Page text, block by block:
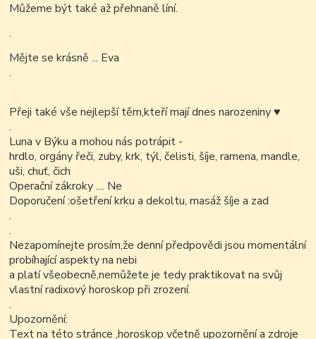
Můžeme být také až přehnaně líní.
.
Mějte se krásně ... Eva
.
Přeji také vše nejlepší těm,kteří mají dnes narozeniny ♥
.
Luna v Býku a mohou nás potrápit -
hrdlo, orgány řeči, zuby, krk, týl, čelisti, šíje, ramena, mandle,
uši, chuť, čich
Operační zákroky .... Ne
Doporučení :ošetření krku a dekoltu, masáž šíje a zad
.
.
Nezapomínejte prosím,že denní předpovědi jsou momentální
probíhající aspekty na nebi
a platí všeobecně,nemůžete je tedy praktikovat na svůj
vlastní radixový horoskop při zrození.
.
Upozornění:
Text na této stránce ,horoskop včetně upozornění a zdroje